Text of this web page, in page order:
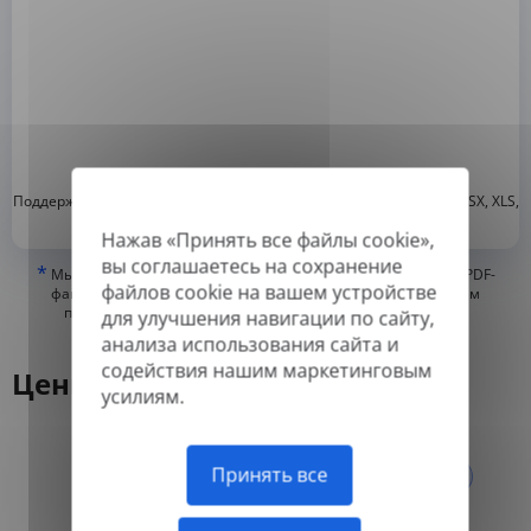
Нажав «Принять все файлы cookie»,
вы соглашаетесь на сохранение
файлов cookie на вашем устройстве
для улучшения навигации по сайту,
анализа использования сайта и
содействия нашим маркетинговым
усилиям.
Принять все
Поддерживаемые форматы: DOC, DOCX, ODT, PDF , CSV, PPTX, XLSX, XLS,
* Мы можем переводить только «истинные» или цифровые PDF-
файлы, а также файлы с возможностью поиска, но не можем
переводить PDF-файлы, состоящие из изображений, или
отсканированные PDF.
Цены
Ежемесячно Ежегодно